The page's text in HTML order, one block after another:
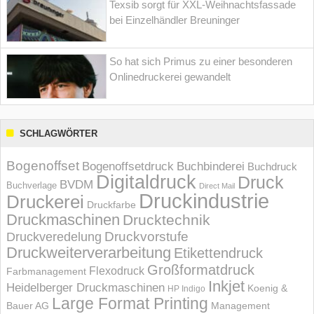
Texsib sorgt für XXL-Weihnachtsfassade
bei Einzelhändler Breuninger
So hat sich Primus zu einer besonderen
Onlinedruckerei gewandelt
SCHLAGWÖRTER
Bogenoffset Bogenoffsetdruck Buchbinderei Buchdruck
Buchverlage BVDM Digitaldruck Direct Mail Druck
Druckerei Druckfarbe Druckindustrie
Druckmaschinen Drucktechnik
Druckveredelung Druckvorstufe
Druckweiterverarbeitung Etikettendruck
Farbmanagement Flexodruck Großformatdruck
Heidelberger Druckmaschinen HP Indigo Inkjet Koenig &
Bauer AG Large Format Printing Management